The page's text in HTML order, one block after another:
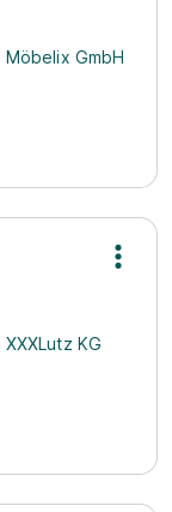
Möbelix GmbH
XXXLutz KG